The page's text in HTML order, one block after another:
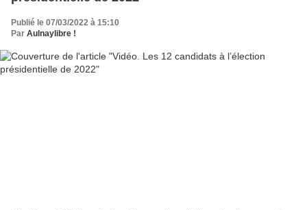
Publié le 07/03/2022 à 15:10
Par Aulnaylibre !